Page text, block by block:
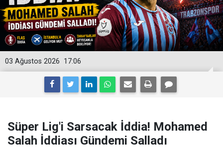
17:06
03 Ağustos 2026
Süper Lig'i Sarsacak İddia! Mohamed
Salah İddiası Gündemi Salladı